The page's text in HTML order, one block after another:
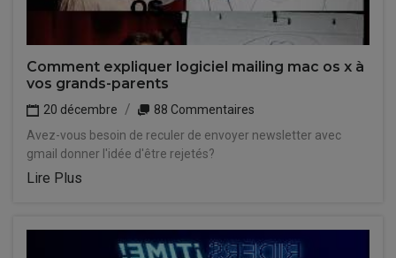
Comment expliquer logiciel mailing mac os x à
vos grands-parents
20 décembre
88 Commentaires
Avez-vous besoin de reculer de envoyer newsletter avec
gmail donner l'idée d'être rejetés?
Lire Plus